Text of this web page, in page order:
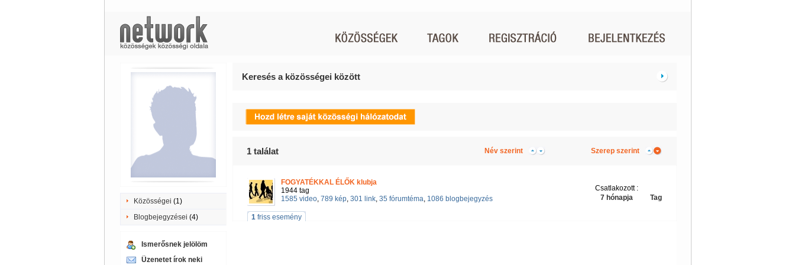
Közösségei (1)
Blogbejegyzései (4)
Ismerősnek jelölöm
Üzenetet írok neki
Keresés a közösségei között
1találat Név szerint Szerep szerint
FOGYATÉKKAL ÉLŐK klubja
1944 tag
1585 video, 789 kép, 301 link, 35 fórumtéma, 1086 blogbejegyzés Tag
Csatlakozott :
7 hónapja
1friss esemény